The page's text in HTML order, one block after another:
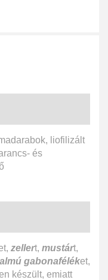
liofilizált
és
zellert, mustárt,
gabonaféléket,
készült, emiatt